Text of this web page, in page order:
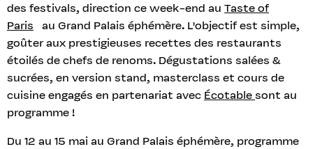
des festivals, direction ce week-end au Taste of
Paris au Grand Palais éphémère. L'objectif est simple,
goûter aux prestigieuses recettes des restaurants
étoilés de chefs de renoms. Dégustations salées &
sucrées, en version stand, masterclass et cours de
cuisine engagés en partenariat avec Écotable sont au
programme !
Du 12 au 15 mai au Grand Palais éphémère, programme